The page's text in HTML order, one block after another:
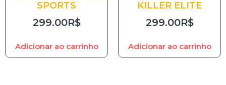
SPORTS
299.00R$
Adicionar ao carrinho
KILLER ELITE
299.00R$
Adicionar ao carrinho